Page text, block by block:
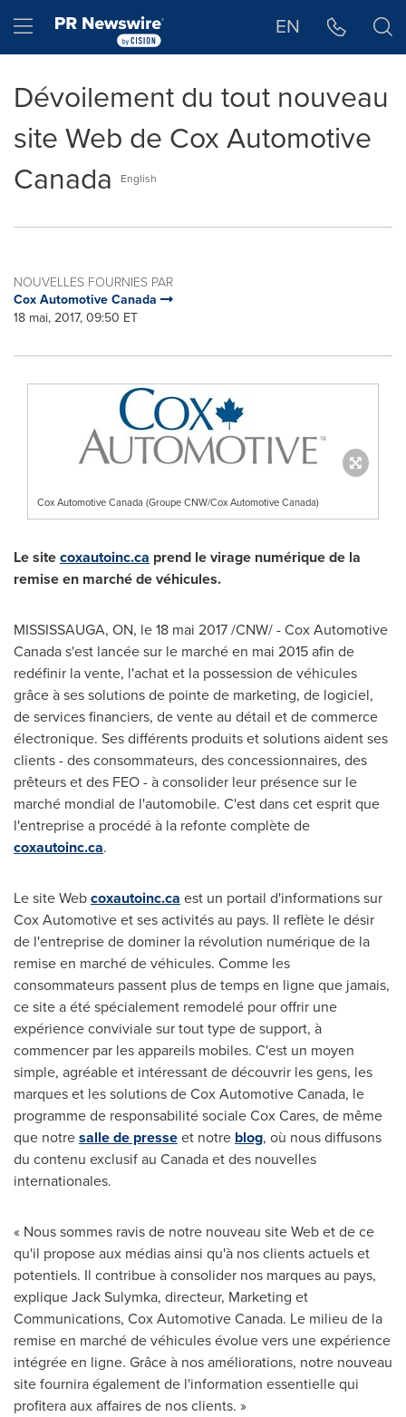
Hamburger menu EN
Dévoilement du tout nouveau
site Web de Cox Automotive
Canada
English
NOUVELLES FOURNIES PAR
Cox Automotive Canada
18 mai, 2017, 09:50 ET
Cox Automotive Canada (Groupe CNW/Cox Automotive Canada)
Le sitecoxautoinc.ca prend le virage numérique de la
remise en marché de véhicules.
MISSISSAUGA, ON, le 18 mai 2017 /CNW/ - Cox Automotive
Canada s'est lancée sur le marché en mai 2015 afin de
redéfinir la vente, l'achat et la possession de véhicules
grâce à ses solutions de pointe de marketing, de logiciel,
de services financiers, de vente au détail et de commerce
électronique. Ses différents produits et solutions aident ses
clients - des consommateurs, des concessionnaires, des
prêteurs et des FEO - à consolider leur présence sur le
marché mondial de l'automobile. C'est dans cet esprit que
l'entreprise a procédé à la refonte complète de
coxautoinc.ca.
Le site Webcoxautoinc.ca est un portail d'informations sur
Cox Automotive et ses activités au pays. Il reflète le désir
de l'entreprise de dominer la révolution numérique de la
remise en marché de véhicules. Comme les
consommateurs passent plus de temps en ligne que jamais,
ce site a été spécialement remodelé pour offrir une
expérience conviviale sur tout type de support, à
commencer par les appareils mobiles. C'est un moyen
simple, agréable et intéressant de découvrir les gens, les
marques et les solutions de Cox Automotive Canada, le
programme de responsabilité sociale Cox Cares, de même
que notresalle de presseet notre blog, où nous diffusons
du contenu exclusif au Canadaet des nouvelles
internationales.
« Nous sommes ravis de notre nouveau site Web et de ce
qu'il propose aux médias ainsi qu'à nos clients actuels et
potentiels. Il contribue à consolider nos marques au pays,
explique Jack Sulymka, directeur, Marketing et
Communications, Cox Automotive Canada. Le milieu de la
remise en marché de véhicules évolue vers une expérience
intégrée en ligne. Grâce à nos améliorations, notre nouveau
site fournira également de l'information essentielle qui
profitera aux affaires de nos clients. »